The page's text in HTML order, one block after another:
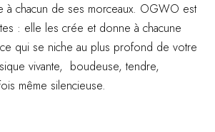
à chacun de ses morceaux. OGWO est
: elle les crée et donne à chacune
qui se niche au plus profond de votre
vivante, boudeuse, tendre,
même silencieuse.